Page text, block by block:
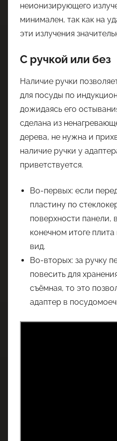
неионизирующего
минимален, так как на
эти излучения
С ручкой или без
Наличие ручки
для посуды по
дожидаясь его
сделана из
дерева, не нужна и
наличие ручки у
приветствуется.
Во-первых: если
пластину по
поверхности панели,
конечном итоге
вид.
Во-вторых: за ручку
повесить для
съёмная, то это
адаптер в